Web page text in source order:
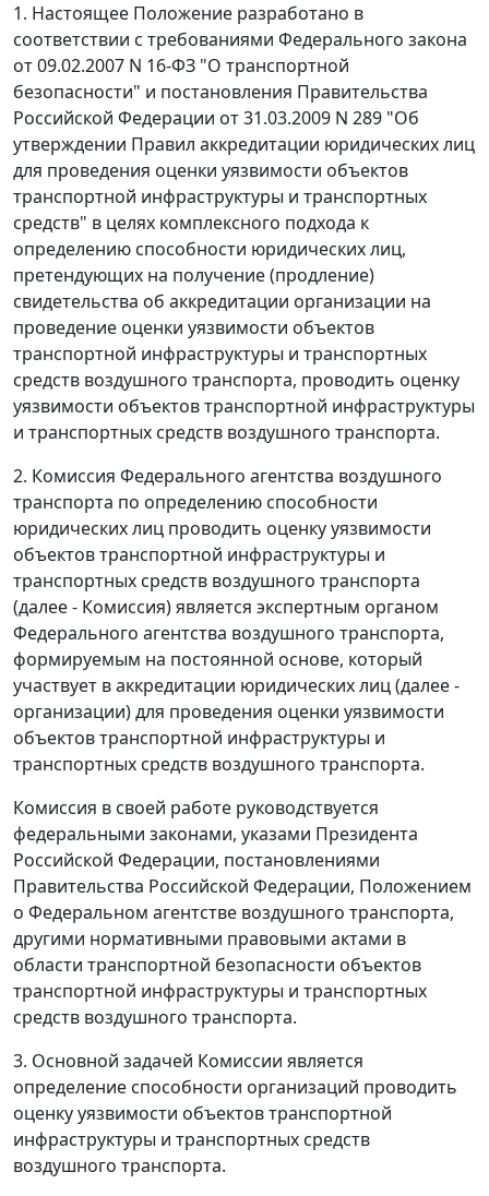
1. Настоящее Положение разработано в
соответствии с требованиями Федерального закона
от 09.02.2007 N 16-ФЗ "О транспортной
безопасности" и постановления Правительства
Российской Федерации от 31.03.2009 N 289 "Об
утверждении Правил аккредитации юридических лиц
для проведения оценки уязвимости объектов
транспортной инфраструктуры и транспортных
средств" в целях комплексного подхода к
определению способности юридических лиц,
претендующих на получение (продление)
свидетельства об аккредитации организации на
проведение оценки уязвимости объектов
транспортной инфраструктуры и транспортных
средств воздушного транспорта, проводить оценку
уязвимости объектов транспортной инфраструктуры
и транспортных средств воздушного транспорта.
2. Комиссия Федерального агентства воздушного
транспорта по определению способности
юридических лиц проводить оценку уязвимости
объектов транспортной инфраструктуры и
транспортных средств воздушного транспорта
(далее - Комиссия) является экспертным органом
Федерального агентства воздушного транспорта,
формируемым на постоянной основе, который
участвует в аккредитации юридических лиц (далее -
организации) для проведения оценки уязвимости
объектов транспортной инфраструктуры и
транспортных средств воздушного транспорта.
Комиссия в своей работе руководствуется
федеральными законами, указами Президента
Российской Федерации, постановлениями
Правительства Российской Федерации, Положением
о Федеральном агентстве воздушного транспорта,
другими нормативными правовыми актами в
области транспортной безопасности объектов
транспортной инфраструктуры и транспортных
средств воздушного транспорта.
3. Основной задачей Комиссии является
определение способности организаций проводить
оценку уязвимости объектов транспортной
инфраструктуры и транспортных средств
воздушного транспорта.